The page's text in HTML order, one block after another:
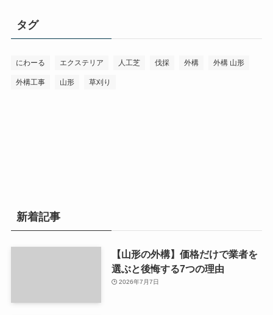
タグ
にわーる エクステリア 人工芝 伐採 外構 外構 山形
外構工事 山形 草刈り
新着記事
【山形の外構】価格だけで業者を
選ぶと後悔する7つの理由
2026年7月7日